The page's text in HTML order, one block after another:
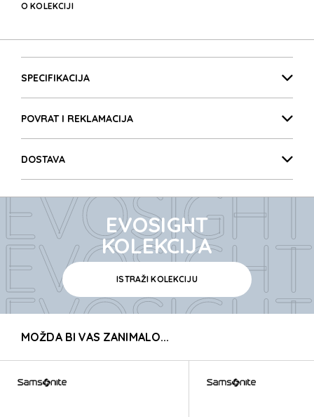
O KOLEKCIJI
SPECIFIKACIJA
POVRAT I REKLAMACIJA
DOSTAVA
EVOSIGHT
EVOSIGHT
EVOSIGHT
EVOSIGHT
EVOSIGHT
EVOSIGHT
EVOSIGHT
EVOSIGHT
KOLEKCIJA
ISTRAŽI KOLEKCIJU
MOŽDA BI VAS ZANIMALO...